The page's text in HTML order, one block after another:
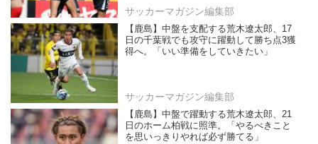
サッカーマガジン編集部
【鹿島】中盤を支配する荒木遼太郎、17
日の千葉戦でも攻守に躍動して勝ち点3獲
得へ。「いい準備をしていきたい」
サッカーマガジン編集部
【鹿島】中盤で躍動する荒木遼太郎、21
日のホーム柏戦に照準。「やるべきこと
を思いっきりやれば必ず勝てる」